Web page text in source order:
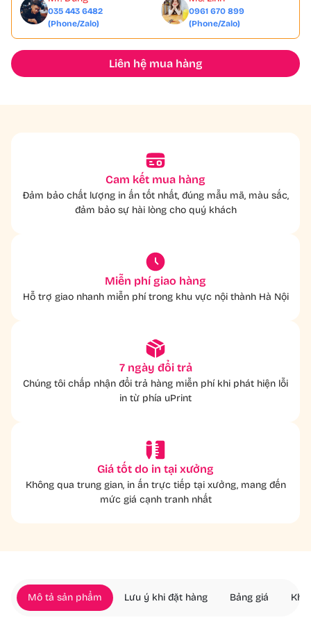
035 443 6482
(Phone/Zalo)
0961 670 899
(Phone/Zalo)
Liên hệ mua hàng
Cam kết mua hàng
Đảm bảo chất lượng in ấn tốt nhất, đúng mẫu mã, màu sắc,
đảm bảo sự hài lòng cho quý khách
Miễn phí giao hàng
Hỗ trợ giao nhanh miễn phí trong khu vực nội thành Hà Nội
7 ngày đổi trả
Chúng tôi chấp nhận đổi trả hàng miễn phí khi phát hiện lỗi
in từ phía uPrint
Giá tốt do in tại xưởng
Không qua trung gian, in ấn trực tiếp tại xưởng, mang đến
mức giá cạnh tranh nhất
Mô tả sản phẩm Lưu ý khi đặt hàng Bảng giá